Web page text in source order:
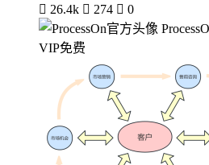
 26.4k  274  0
VIP免费